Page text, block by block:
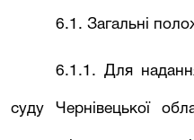
6.1. Загальні
6.1.1. Для
суду Чернівецької